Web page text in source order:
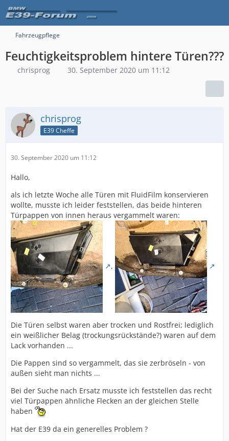
Fahrzeugpflege
Feuchtigkeitsproblem hintere Türen???
chrisprog 30. September 2020 um 11:12
chrisprog
E39 Cheffe
30. September 2020 um 11:12
Hallo,
als ich letzte Woche alle Türen mit FluidFilm konservieren
wollte, musste ich leider feststellen, das beide hinteren
Türpappen von innen heraus vergammelt waren:
,
Die Türen selbst waren aber trocken und Rostfrei; lediglich
ein weißlicher Belag (trockungsrückstände?) waren auf dem
Lack vorhanden ...
Die Pappen sind so vergammelt, das sie zerbröseln - von
außen sieht man nichts ...
Bei der Suche nach Ersatz musste ich feststellen das recht
viel Türpappen ähnliche Flecken an der gleichen Stelle
haben
Hat der E39 da ein generelles Problem ?